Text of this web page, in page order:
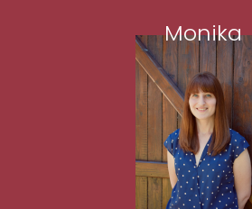
Monika